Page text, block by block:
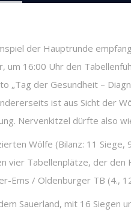
der Hauptrunde
um 16:00 Uhr den
„Tag der Gesundheit –
ist aus Sicht der
Nervenkitzel dürfte also
Wölfe (Bilanz: 11
vier Tabellenplätze, der
Ems / Oldenburger TB (4.,
Sauerland, mit 16